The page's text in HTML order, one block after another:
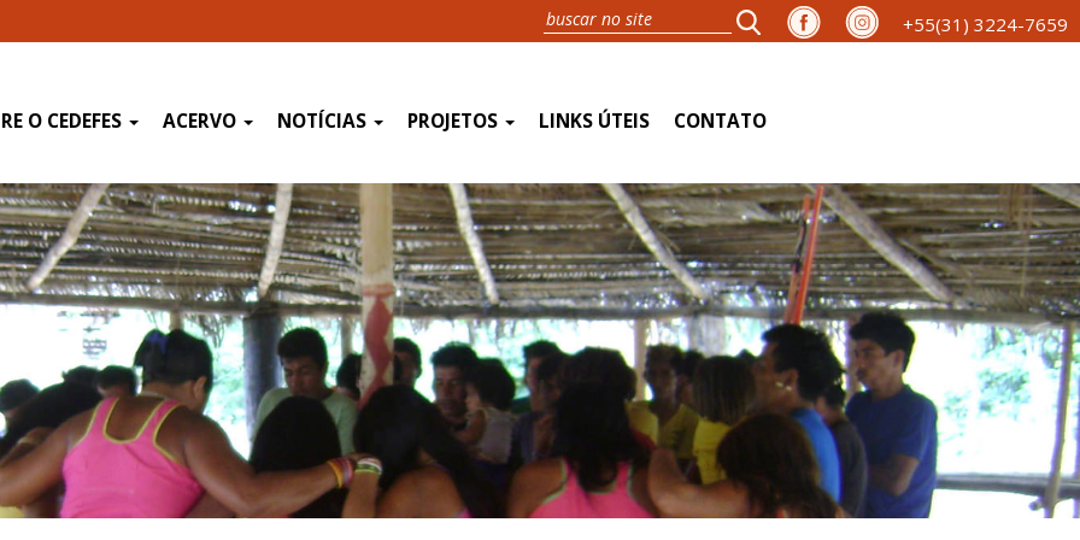
+55(31) 3224-7659
O CEDEFES ACERVO NOTÍCIAS PROJETOS LINKS ÚTEIS CONTATO